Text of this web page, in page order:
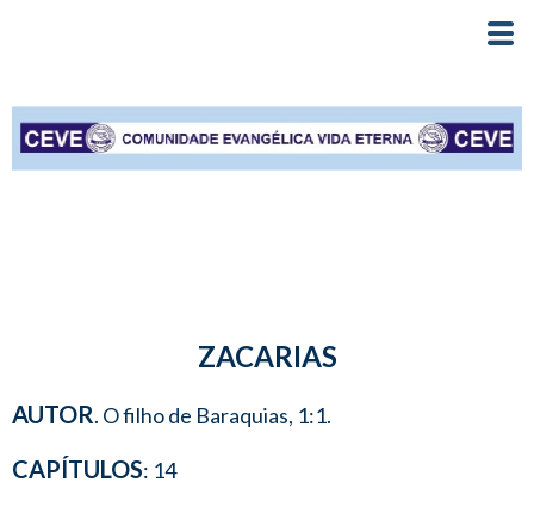
ZACARIAS
AUTOR. O filho de Baraquias, 1:1.
CAPÍTULOS: 14